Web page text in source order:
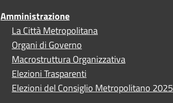
Amministrazione
La Città Metropolitana
Organi di Governo
Macrostruttura Organizzativa
Elezioni Trasparenti
Elezioni del Consiglio Metropolitano 2025